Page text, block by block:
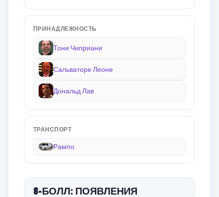
ПРИНАДЛЕЖНОСТЬ
Тони Чиприани
Сальваторе Леоне
Дональд Лав
ТРАНСПОРТ
Рампо
8-БОЛЛ: ПОЯВЛЕНИЯ